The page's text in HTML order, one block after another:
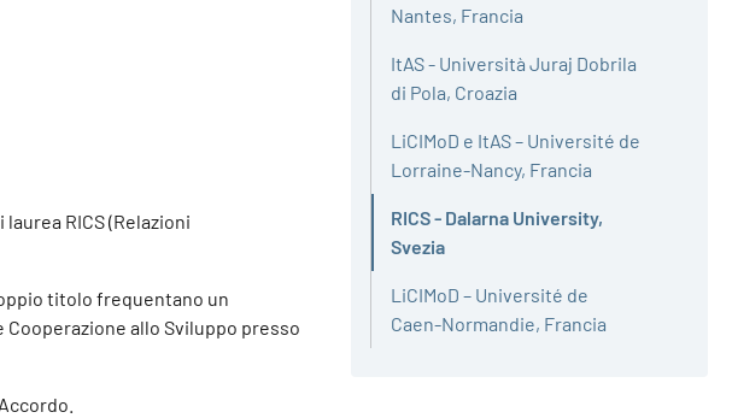
RICS (Relazioni
titolo frequentano un
allo Sviluppo presso
Nantes, Francia
ItAS - Università Juraj Dobrila
di Pola, Croazia
LiCIMoD e ItAS – Université de
Lorraine-Nancy, Francia
RICS - Dalarna University,
Svezia
Attivo
LiCIMoD – Université de
Caen-Normandie, Francia